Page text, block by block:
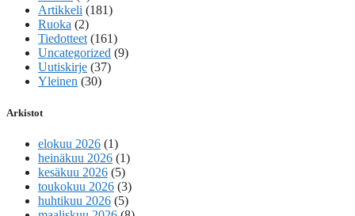
Artikkeli (181)
Ruoka (2)
Tiedotteet(161)
Uncategorized (9)
Uutiskirje (37)
Yleinen (30)
Arkistot
elokuu 2026 (1)
heinäkuu 2026 (1)
kesäkuu 2026 (5)
toukokuu 2026 (3)
huhtikuu 2026 (5)